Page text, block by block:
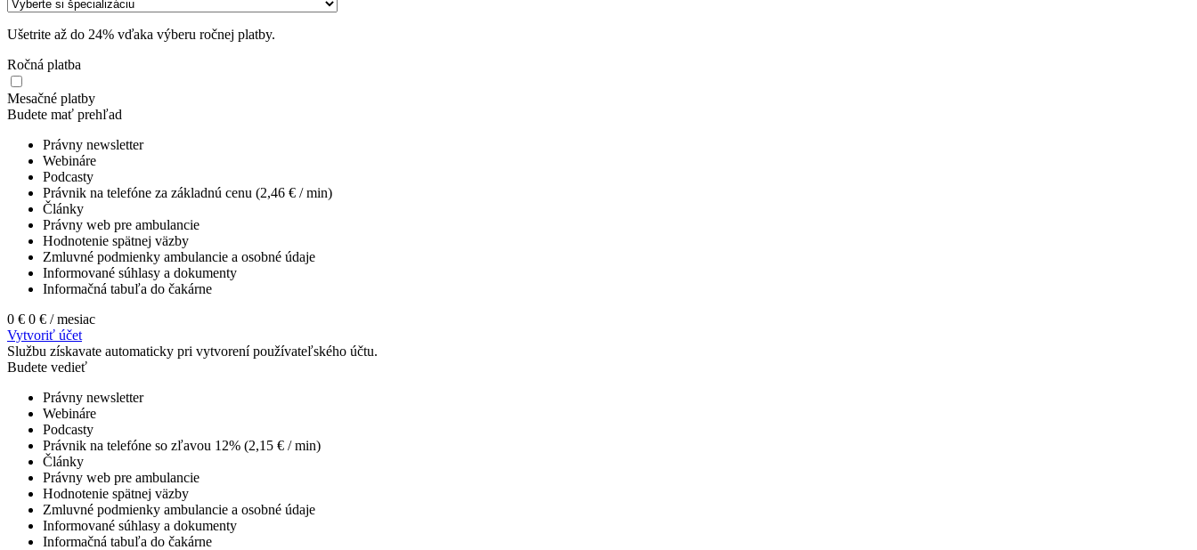
Ušetrite až do 24% vďaka výberu ročnej platby.
Ročná platba
Mesačné platby
Budete mať prehľad
Právny newsletter
Webináre
Podcasty
Právnik na telefóne za základnú cenu (2,46 € / min)
Články
Právny web pre ambulancie
Hodnotenie spätnej väzby
Zmluvné podmienky ambulancie a osobné údaje
Informované súhlasy a dokumenty
Informačná tabuľa do čakárne
0 € 0 € / mesiac
Vytvoriť účet
Službu získavate automaticky pri vytvorení používateľského účtu.
Budete vedieť
Právny newsletter
Webináre
Podcasty
Právnik na telefóne so zľavou 12% (2,15 € / min)
Články
Právny web pre ambulancie
Hodnotenie spätnej väzby
Zmluvné podmienky ambulancie a osobné údaje
Informované súhlasy a dokumenty
Informačná tabuľa do čakárne